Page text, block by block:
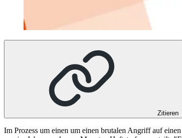
Zitieren
Im Prozess um einen um einen brutalen Angriff auf